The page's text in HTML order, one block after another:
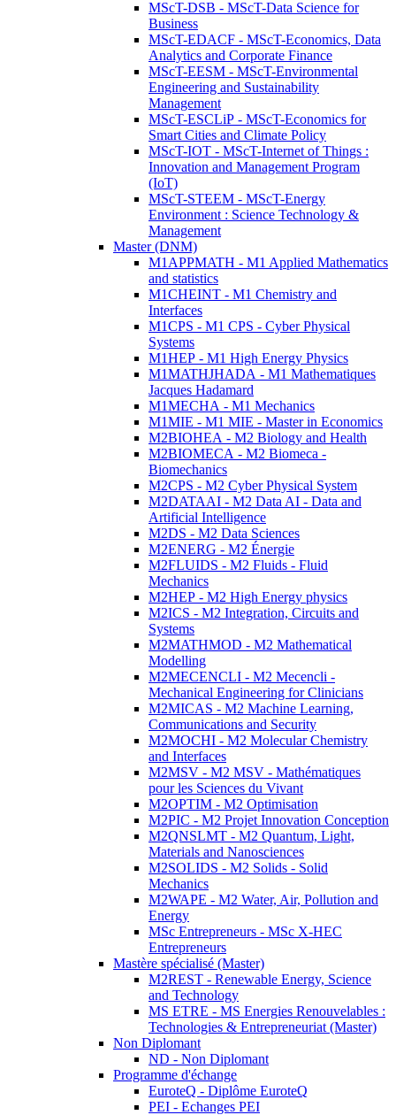
MScT-DSB - MScT-Data Science for
Business
MScT-EDACF - MScT-Economics, Data
Analytics and Corporate Finance
MScT-EESM - MScT-Environmental
Engineering and Sustainability
Management
MScT-ESCLiP - MScT-Economics for
Smart Cities and Climate Policy
MScT-IOT - MScT-Internet of Things :
Innovation and Management Program
(IoT)
MScT-STEEM - MScT-Energy
Environment : Science Technology &
Management
Master (DNM)
M1APPMATH - M1 Applied Mathematics
and statistics
M1CHEINT - M1 Chemistry and
Interfaces
M1CPS - M1 CPS - Cyber Physical
Systems
M1HEP - M1 High Energy Physics
M1MATHJHADA - M1 Mathematiques
Jacques Hadamard
M1MECHA - M1 Mechanics
M1MIE - M1 MIE - Master in Economics
M2BIOHEA - M2 Biology and Health
M2BIOMECA - M2 Biomeca -
Biomechanics
M2CPS - M2 Cyber Physical System
M2DATAAI - M2 Data AI - Data and
Artificial Intelligence
M2DS - M2 Data Sciences
M2ENERG - M2 Énergie
M2FLUIDS - M2 Fluids - Fluid
Mechanics
M2HEP - M2 High Energy physics
M2ICS - M2 Integration, Circuits and
Systems
M2MATHMOD - M2 Mathematical
Modelling
M2MECENCLI - M2 Mecencli -
Mechanical Engineering for Clinicians
M2MICAS - M2 Machine Learning,
Communications and Security
M2MOCHI - M2 Molecular Chemistry
and Interfaces
M2MSV - M2 MSV - Mathématiques
pour les Sciences du Vivant
M2OPTIM - M2 Optimisation
M2PIC - M2 Projet Innovation Conception
M2QNSLMT - M2 Quantum, Light,
Materials and Nanosciences
M2SOLIDS - M2 Solids - Solid
Mechanics
M2WAPE - M2 Water, Air, Pollution and
Energy
MSc Entrepreneurs - MSc X-HEC
Entrepreneurs
Mastère spécialisé (Master)
M2REST - Renewable Energy, Science
and Technology
MS ETRE - MS Energies Renouvelables :
Technologies & Entrepreneuriat (Master)
Non Diplomant
ND - Non Diplomant
Programme d'échange
EuroteQ - Diplôme EuroteQ
PEI - Echanges PEI